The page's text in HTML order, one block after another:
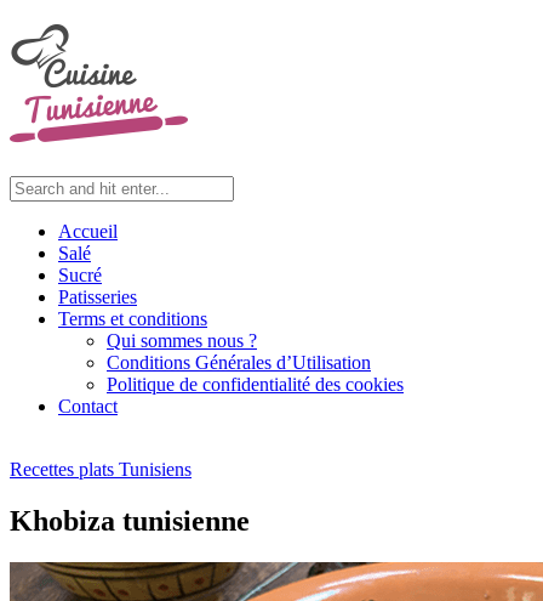
Accueil
Salé
Sucré
Patisseries
Terms et conditions
Qui sommes nous ?
Conditions Générales d’Utilisation
Politique de confidentialité des cookies
Contact
Recettes plats Tunisiens
Khobiza tunisienne